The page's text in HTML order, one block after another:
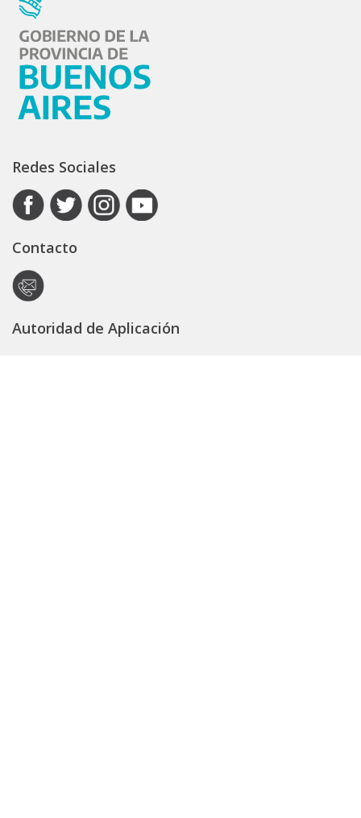
Redes Sociales
Contacto
Autoridad de Aplicación